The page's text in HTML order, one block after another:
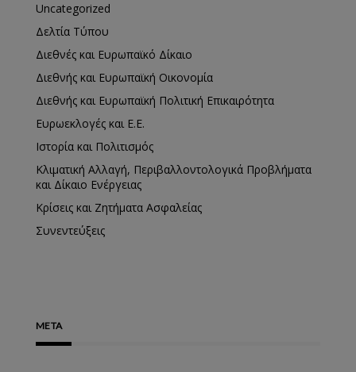
Uncategorized
Δελτία Τύπου
Διεθνές και Ευρωπαϊκό Δίκαιο
Διεθνής και Ευρωπαϊκή Οικονομία
Διεθνής και Ευρωπαϊκή Πολιτική Επικαιρότητα
Ευρωεκλογές και Ε.Ε.
Ιστορία και Πολιτισμός
Κλιματική Αλλαγή, Περιβαλλοντολογικά Προβλήματα
και Δίκαιο Ενέργειας
Κρίσεις και Ζητήματα Ασφαλείας
Συνεντεύξεις
META